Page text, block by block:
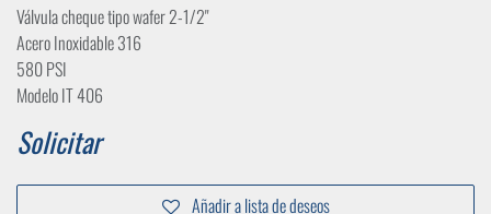
Válvula cheque tipo wafer 2-1/2"
Acero Inoxidable 316
580 PSI
Modelo IT 406
Solicitar
Añadir a lista de deseos